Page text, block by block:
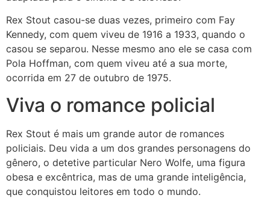
Rex Stout casou-se duas vezes, primeiro com Fay
Kennedy, com quem viveu de 1916 a 1933, quando o
casou se separou. Nesse mesmo ano ele se casa com
Pola Hoffman, com quem viveu até a sua morte,
ocorrida em 27 de outubro de 1975.
Viva o romance policial
Rex Stout é mais um grande autor de romances
policiais. Deu vida a um dos grandes personagens do
gênero, o detetive particular Nero Wolfe, uma figura
obesa e excêntrica, mas de uma grande inteligência,
que conquistou leitores em todo o mundo.